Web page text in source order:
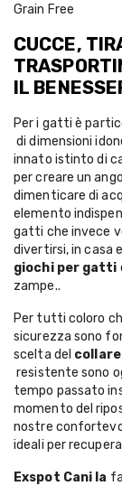
Grain Free
CUCCE,
IL
Per i gatti è
di dimensioni
innato istinto di
per creare un
dimenticare di
elemento
gatti che invece
divertirsi, in casa
giochi per gatti
zampe..
Per tutti coloro
sicurezza sono
scelta del collare
resistente sono
tempo passato
momento del
nostre
ideali per
Exspot Cani la